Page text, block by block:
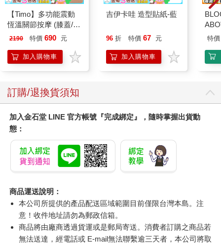
【Timo】多功能震動
恆溫關節按摩 (膝蓋/
肩/手肘通用) 無線充電
膝熱敷【雙入組】
2190 特價 690 元
加入購物車
吉伊卡哇 造型貼紙-藍
96 折 特價 67 元
加入購物車
特價
訂購/退換貨須知
加入金石堂 LINE 官方帳號『完成綁定』，隨時掌握出貨動
態：
商品運送說明：
本公司所提供的產品配送區域範圍目前僅限台灣本島。注
意！收件地址請勿為郵政信箱。
商品將由廠商透過貨運或是郵局寄送。消費者訂購之商品若
無法送達，經電話或 E-mail無法聯繫逾三天者，本公司將取